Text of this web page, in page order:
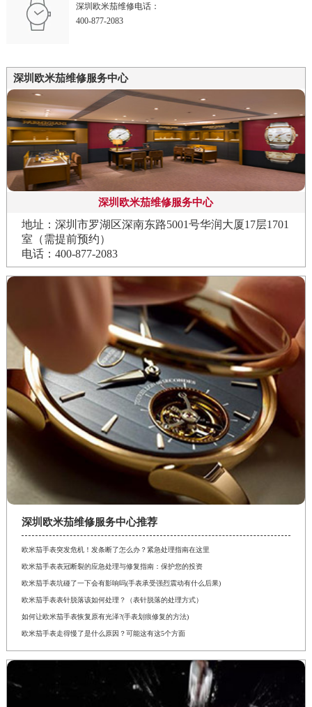
深圳欧米茄维修电话：
400-877-2083
深圳欧米茄维修服务中心
深圳欧米茄维修服务中心
地址：深圳市罗湖区深南东路5001号华润大厦17层1701
室（需提前预约）
电话：400-877-2083
深圳欧米茄维修服务中心推荐
欧米茄手表突发危机！发条断了怎么办？紧急处理指南在这里
欧米茄手表表冠断裂的应急处理与修复指南：保护您的投资
欧米茄手表坑碰了一下会有影响吗(手表承受强烈震动有什么后果)
欧米茄手表表针脱落该如何处理？（表针脱落的处理方式）
如何让欧米茄手表恢复原有光泽?(手表划痕修复的方法)
欧米茄手表走得慢了是什么原因？可能这有这5个方面